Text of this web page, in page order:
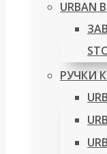
URBAN
РУЧКИ